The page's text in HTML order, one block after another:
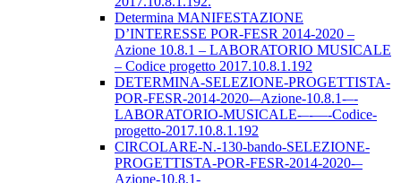
Determina MANIFESTAZIONE
D’INTERESSE POR-FESR 2014-2020 –
Azione 10.8.1 – LABORATORIO MUSICALE
– Codice progetto 2017.10.8.1.192
DETERMINA-SELEZIONE-PROGETTISTA-
POR-FESR-2014-2020-–Azione-10.8.1-–-
LABORATORIO-MUSICALE-–-––-Codice-
progetto-2017.10.8.1.192
CIRCOLARE-N.-130-bando-SELEZIONE-
PROGETTISTA-POR-FESR-2014-2020-–
Azione-10.8.1-